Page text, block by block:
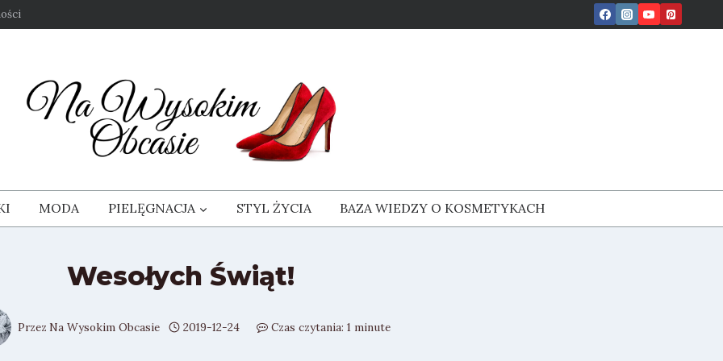
MODA PIELĘGNACJA STYL ŻYCIA BAZA WIEDZY O KOSMETYKACH
Wesołych Świąt!
Przez Na Wysokim Obcasie 2019-12-24 Czas czytania: 1 minute